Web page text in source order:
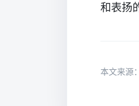
和表扬
本文来源：